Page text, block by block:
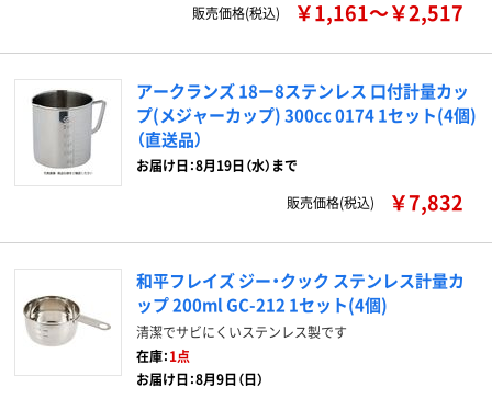
販売価格(税込) ￥1,161～￥2,517
アークランズ 18ー8ステンレス 口付計量カッ
プ(メジャーカップ) 300cc 0174 1セット(4個)
（直送品）
お届け日：8月19日（水）まで
販売価格(税込)
￥7,832
和平フレイズ ジー・クック ステンレス計量カ
ップ 200ml GC-212 1セット(4個)
清潔でサビにくいステンレス製です
在庫：1点
お届け日：8月9日（日）